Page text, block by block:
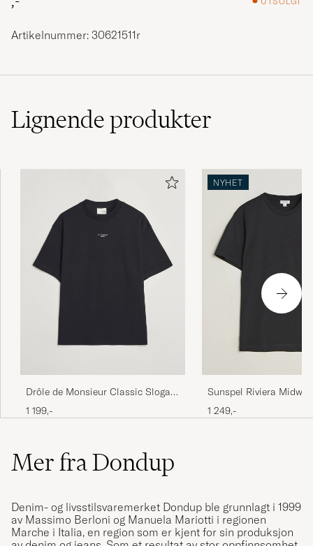
Artikelnummer: 30621511r
Lignendeprodukter
Drôle de Monsieur Classic Slogan
T-Shirt Black
1 199,-
NYHET
Sunspel Riviera
Black
1 249,-
Mer fra Dondup
Denim- og livsstilsvaremerket Dondup ble grunnlagt i 1999
av Massimo Berloni og Manuela Mariotti i regionen
Marche i Italia, en region som er kjent for sin produksjon